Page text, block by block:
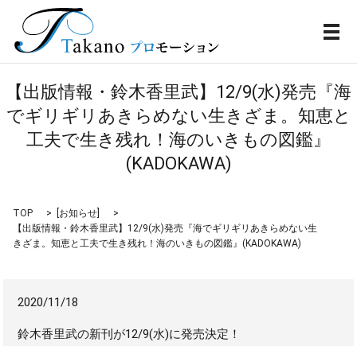
メ
【出版情報・鈴木香里武】12/9(水)発売『海
でギリギリあきらめない生きざま。知恵と
工夫で生き残れ！海のいきもの図鑑』
(KADOKAWA)
TOP お知らせ
【出版情報・鈴木香里武】12/9(水)発売『海でギリギリあきらめない生
きざま。知恵と工夫で生き残れ！海のいきもの図鑑』(KADOKAWA)
2020/11/18
鈴木香里武の新刊が12/9(水)に発売決定！